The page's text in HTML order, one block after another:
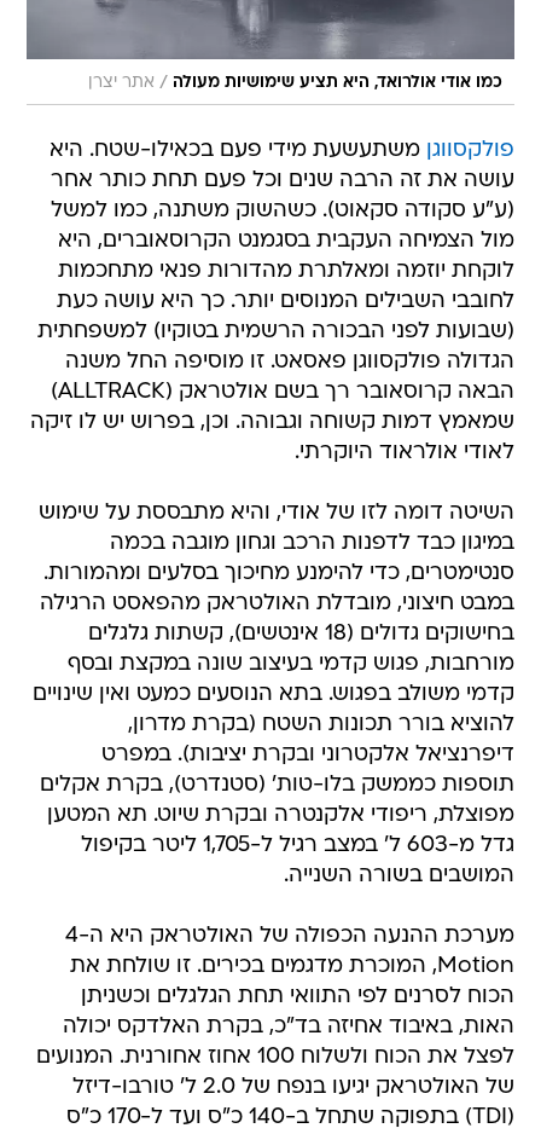
כמו אודי אולרואד, היא תציע שימושיות מעולה / אתר יצרן
פולקסווגן משתעשעת מידי פעם בכאילו-שטח. היא
עושה את זה הרבה שנים וכל פעם תחת כותר אחר
(ע"ע סקודה סקאוט). כשהשוק משתנה, כמו למשל
מול הצמיחה העקבית בסגמנט הקרוסאוברים, היא
לוקחת יוזמה ומאלתרת מהדורות פנאי מתחכמות
לחובבי השבילים המנוסים יותר. כך היא עושה כעת
(שבועות לפני הבכורה הרשמית בטוקיו) למשפחתית
הגדולה פולקסווגן פאסאט. זו מוסיפה החל משנה
הבאה קרוסאובר רך בשם אולטראק (ALLTRACK)
שמאמץ דמות קשוחה וגבוהה. וכן, בפרוש יש לו זיקה
לאודי אולראוד היוקרתי.
השיטה דומה לזו של אודי, והיא מתבססת על שימוש
במיגון כבד לדפנות הרכב וגחון מוגבה בכמה
סנטימטרים, כדי להימנע מחיכוך בסלעים ומהמורות.
במבט חיצוני, מובדלת האולטראק מהפאסט הרגילה
בחישוקים גדולים (18 אינטשים), קשתות גלגלים
מורחבות, פגוש קדמי בעיצוב שונה במקצת ובסף
קדמי משולב בפגוש. בתא הנוסעים כמעט ואין שינויים
להוציא בורר תכונות השטח (בקרת מדרון,
דיפרנציאל אלקטרוני ובקרת יציבות). במפרט
תוספות כממשק בלו-טות' (סטנדרט), בקרת אקלים
מפוצלת, ריפודי אלקנטרה ובקרת שיוט. תא המטען
גדל מ-603 ל' במצב רגיל ל-1,705 ליטר בקיפול
המושבים בשורה השנייה.
מערכת ההנעה הכפולה של האולטראק היא ה-4
Motion, המוכרת מדגמים בכירים. זו שולחת את
הכוח לסרנים לפי התוואי תחת הגלגלים וכשניתן
האות, באיבוד אחיזה בד"כ, בקרת האלדקס יכולה
לפצל את הכוח ולשלוח 100 אחוז אחורנית. המנועים
של האולטראק יגיעו בנפח של 2.0 ל' טורבו-דיזל
(TDI) בתפוקה שתחל ב-140 כ"ס ועד ל-170 כ"ס